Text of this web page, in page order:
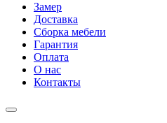
Замер
Доставка
Сборка мебели
Гарантия
Оплата
О нас
Контакты